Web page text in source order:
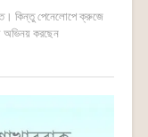
কিন্তু পেনেলোপে ক্রুজে
অভিনয় করছেন